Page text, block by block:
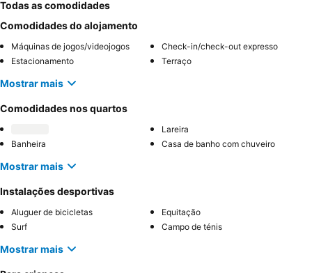
Todas as comodidades
Comodidades do alojamento
Máquinas de jogos/videojogos
Check-in/check-out expresso
Estacionamento
Terraço
Mostrar mais
Comodidades nos quartos
Lareira
Banheira
Casa de banho com chuveiro
Mostrar mais
Instalações desportivas
Aluguer de bicicletas
Equitação
Surf
Campo de ténis
Mostrar mais